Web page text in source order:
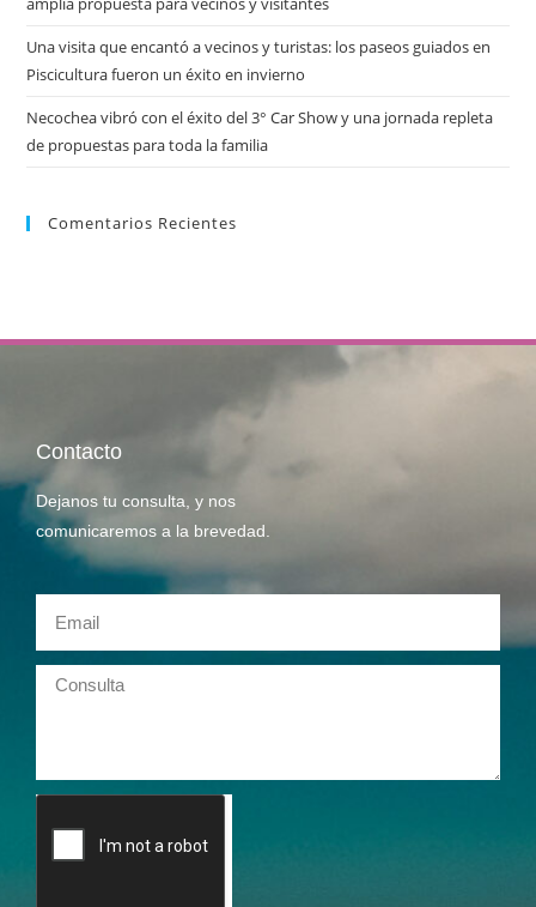
Una visita que encantó a vecinos y turistas: los paseos guiados en
Piscicultura fueron un éxito en invierno
Necochea vibró con el éxito del 3° Car Show y una jornada repleta
de propuestas para toda la familia
Comentarios Recientes
Contacto
Dejanos tu consulta, y nos
comunicaremos a la brevedad.